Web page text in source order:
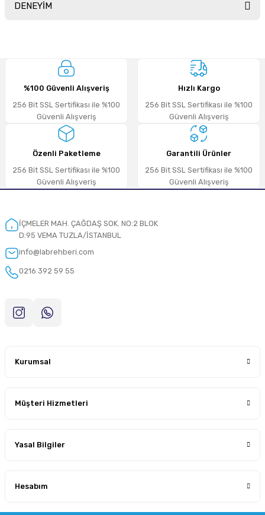
DENEYİM
Deneyimini Paylaş
%100 Güvenli Alışveriş
256 Bit SSL Sertifikası ile %100
Güvenli Alışveriş
Hızlı Kargo
256 Bit SSL Sertifikası ile %100
Güvenli Alışveriş
Özenli Paketleme
256 Bit SSL Sertifikası ile %100
Güvenli Alışveriş
Garantili Ürünler
256 Bit SSL Sertifikası ile %100
Güvenli Alışveriş
İÇMELER MAH. ÇAĞDAŞ SOK. NO:2 BLOK
D:95 VEMA TUZLA/İSTANBUL
info@labrehberi.com
0216 392 59 55
Kurumsal
Müşteri Hizmetleri
Yasal Bilgiler
Hesabım